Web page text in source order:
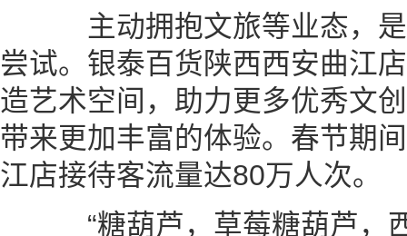
主动拥抱文旅等业态，是
尝试。银泰百货陕西西安曲江
造艺术空间，助力更多优秀文
带来更加丰富的体验。春节期
江店接待客流量达80万人次。
“糖葫芦，草莓糖葫芦，